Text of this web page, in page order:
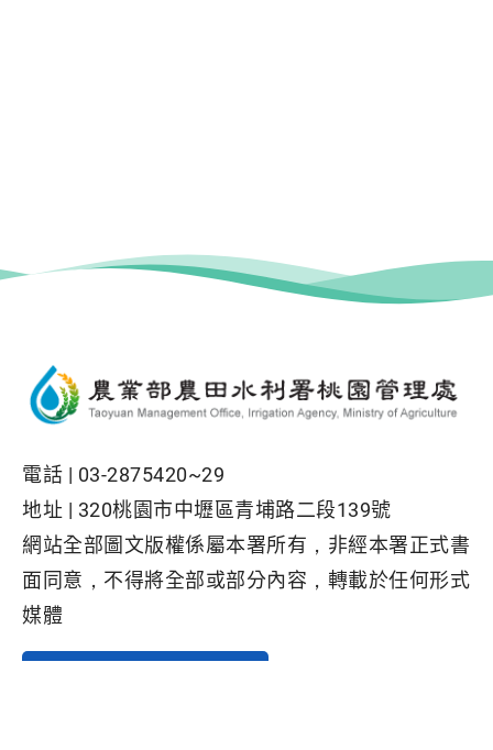
電話 | 03-2875420~29
地址 | 320桃園市中壢區青埔路二段139號
網站全部圖文版權係屬本署所有，非經本署正式書
面同意，不得將全部或部分內容，轉載於任何形式
媒體